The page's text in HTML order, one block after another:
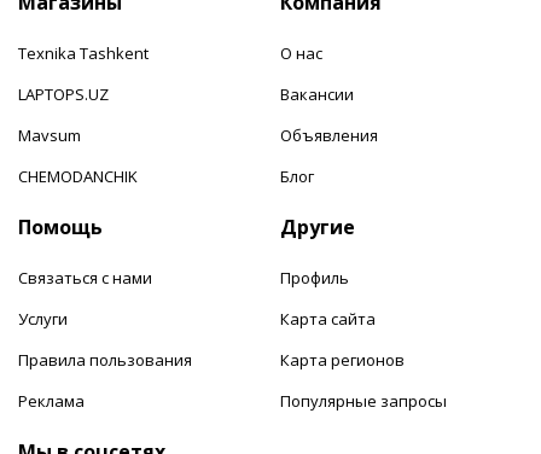
Texnika Tashkent
LAPTOPS.UZ
Mavsum
CHEMODANCHIK
О нас
Вакансии
Объявления
Блог
Помощь
Связаться с нами
Услуги
Правила пользования
Реклама
Другие
Профиль
Карта сайта
Карта регионов
Популярные запросы